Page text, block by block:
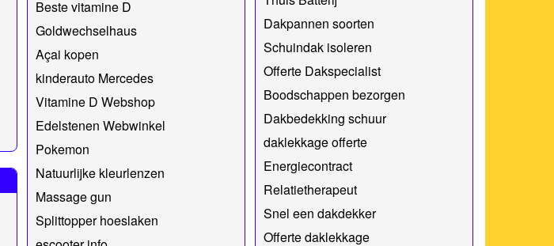
Beste vitamine D
Goldwechselhaus
Açai kopen
kinderauto Mercedes
Vitamine D Webshop
Edelstenen Webwinkel
Pokemon
Natuurlijke kleurlenzen
Massage gun
Splittopper hoeslaken
Dakpannen soorten
Schuindak isoleren
Offerte Dakspecialist
Boodschappen bezorgen
Dakbedekking schuur
daklekkage offerte
Energiecontract
Relatietherapeut
Snel een dakdekker
Offerte daklekkage